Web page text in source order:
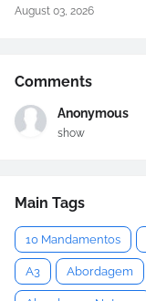
August 03, 2026
Comments
Anonymous
show
Main Tags
10 Mandamentos
A3 Abordagem